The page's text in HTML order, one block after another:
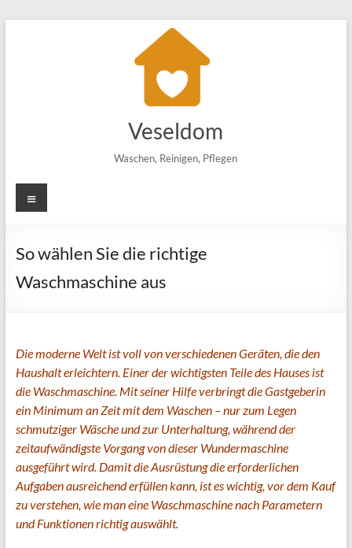
Veseldom
Waschen, Reinigen, Pflegen
Menü
So wählen Sie die richtige
Waschmaschine aus
Die moderne Welt ist voll von verschiedenen Geräten, die den
Haushalt erleichtern. Einer der wichtigsten Teile des Hauses ist
die Waschmaschine. Mit seiner Hilfe verbringt die Gastgeberin
ein Minimum an Zeit mit dem Waschen – nur zum Legen
schmutziger Wäsche und zur Unterhaltung, während der
zeitaufwändigste Vorgang von dieser Wundermaschine
ausgeführt wird. Damit die Ausrüstung die erforderlichen
Aufgaben ausreichend erfüllen kann, ist es wichtig, vor dem Kauf
zu verstehen, wie man eine Waschmaschine nach Parametern
und Funktionen richtig auswählt.